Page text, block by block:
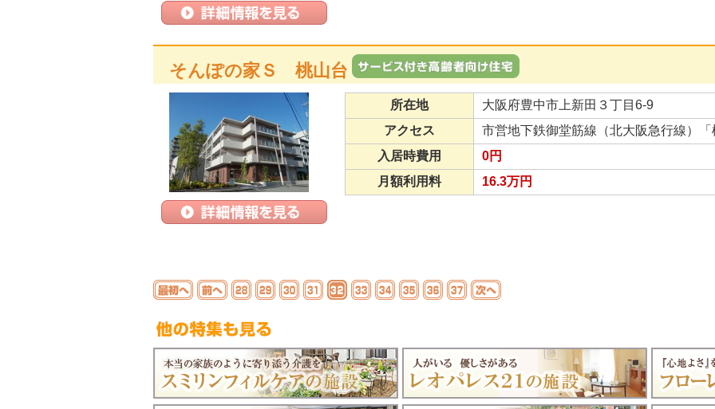
そんぽの家Ｓ 桃山台
所在地
大阪府豊中市上新田３丁目6-9
アクセス
市営地下鉄御堂筋線（北大阪急行線）
入居時費用
0円
月額利用料
16.3万円